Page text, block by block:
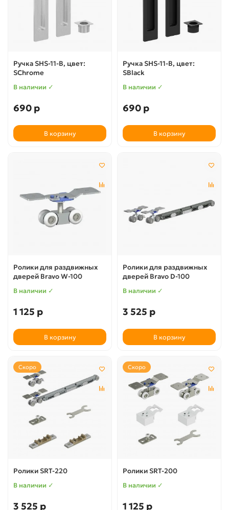
Ручка SHS-11-B, цвет:
SChrome
В наличии ✓
690 р
В корзину
Ручка SHS-11-B, цвет:
SBlack
В наличии ✓
690 р
В корзину
Ролики для раздвижных
дверей Bravo W-100
В наличии ✓
1 125 р
В корзину
Ролики для раздвижных
дверей Bravo D-100
В наличии ✓
3 525 р
В корзину
Скоро
Ролики SRT-220
В наличии ✓
3 525 р
Скоро
Ролики SRT-200
В наличии ✓
1 125 р